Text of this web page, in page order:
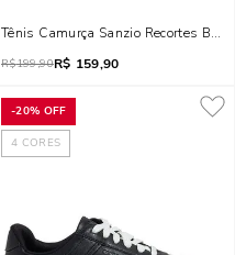
Tênis Camurça Sanzio Recortes
R$199,90R$ 159,90
-20% OFF
4 CORES